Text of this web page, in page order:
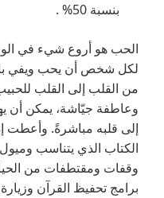
بنسبة 50% .
الحب هو أروع شيء في
من القلب إلى القلب
وعاطفة جيّاشة، يمكن أن
إلى قلبه مباشرةً. وأعطت
الكتاب الذي يتناسب
وقفات ومقتطفات من
برامج تحفيظ القرآن